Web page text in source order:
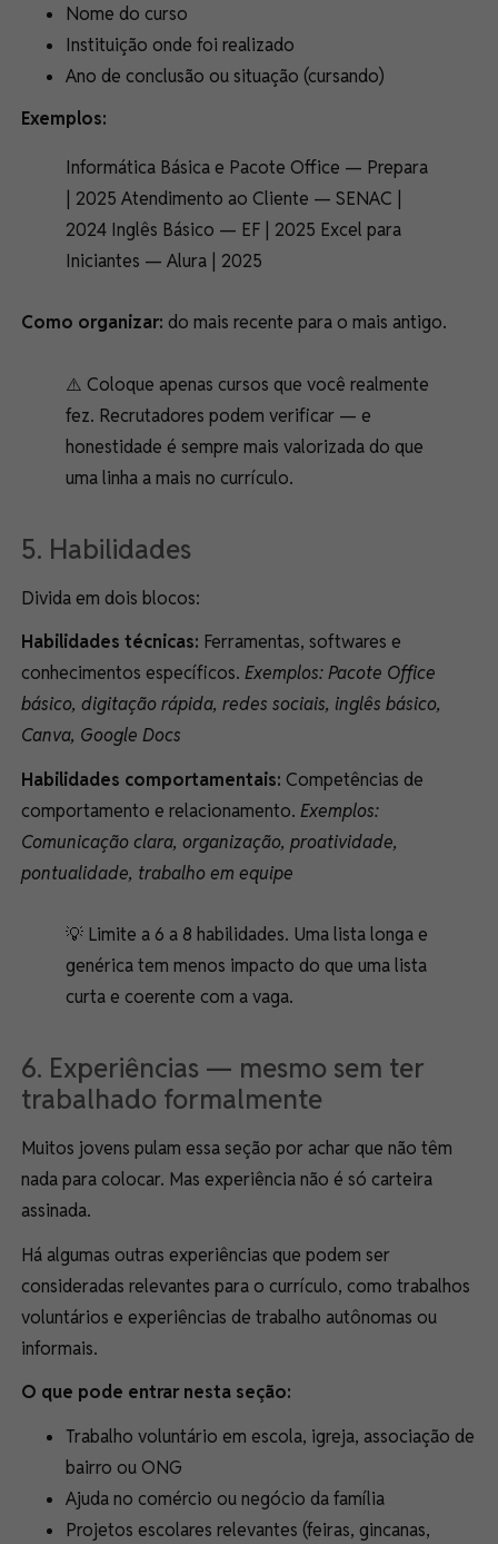
Nome do curso
Instituição onde foi realizado
Ano de conclusão ou situação (cursando)
Exemplos:
Informática Básica e Pacote Office — Prepara
| 2025 Atendimento ao Cliente — SENAC |
2024 Inglês Básico — EF | 2025 Excel para
Iniciantes — Alura | 2025
Como organizar: do mais recente para o mais antigo.
⚠️ Coloque apenas cursos que você realmente
fez. Recrutadores podem verificar — e
honestidade é sempre mais valorizada do que
uma linha a mais no currículo.
5. Habilidades
Divida em dois blocos:
Habilidades técnicas: Ferramentas, softwares e
conhecimentos específicos. Exemplos: Pacote Office
básico, digitação rápida, redes sociais, inglês básico,
Canva, Google Docs
Habilidades comportamentais: Competências de
comportamento e relacionamento. Exemplos:
Comunicação clara, organização, proatividade,
pontualidade, trabalho em equipe
💡 Limite a 6 a 8 habilidades. Uma lista longa e
genérica tem menos impacto do que uma lista
curta e coerente com a vaga.
6. Experiências — mesmo sem ter
trabalhado formalmente
Muitos jovens pulam essa seção por achar que não têm
nada para colocar. Mas experiência não é só carteira
assinada.
Há algumas outras experiências que podem ser
consideradas relevantes para o currículo, como trabalhos
voluntários e experiências de trabalho autônomas ou
informais.
O que pode entrar nesta seção:
Trabalho voluntário em escola, igreja, associação de
bairro ou ONG
Ajuda no comércio ou negócio da família
Projetos escolares relevantes (feiras, gincanas,